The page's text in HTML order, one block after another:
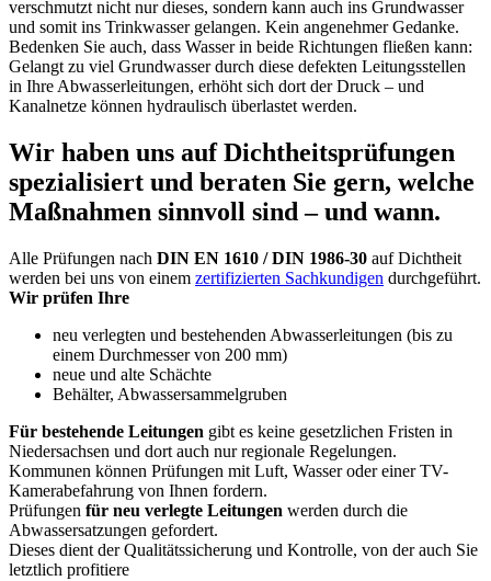
verschmutzt nicht nur dieses, sondern kann auch ins Grundwasser
und somit ins Trinkwasser gelangen. Kein angenehmer Gedanke.
Bedenken Sie auch, dass Wasser in beide Richtungen fließen kann:
Gelangt zu viel Grundwasser durch diese defekten Leitungsstellen
in Ihre Abwasserleitungen, erhöht sich dort der Druck – und
Kanalnetze können hydraulisch überlastet werden.
Wir haben uns auf Dichtheitsprüfungen
spezialisiert und beraten Sie gern, welche
Maßnahmen sinnvoll sind – und wann.
Alle Prüfungen nach DIN EN 1610 / DIN 1986-30 auf Dichtheit
werden bei uns von einem zertifizierten Sachkundigen durchgeführt.
Wir prüfen Ihre
neu verlegten und bestehenden Abwasserleitungen (bis zu
einem Durchmesser von 200 mm)
neue und alte Schächte
Behälter, Abwassersammelgruben
Für bestehende Leitungen gibt es keine gesetzlichen Fristen in
Niedersachsen und dort auch nur regionale Regelungen.
Kommunen können Prüfungen mit Luft, Wasser oder einer TV-
Kamerabefahrung von Ihnen fordern.
Prüfungen für neu verlegte Leitungen werden durch die
Abwassersatzungen gefordert.
Dieses dient der Qualitätssicherung und Kontrolle, von der auch Sie
letztlich profitiere